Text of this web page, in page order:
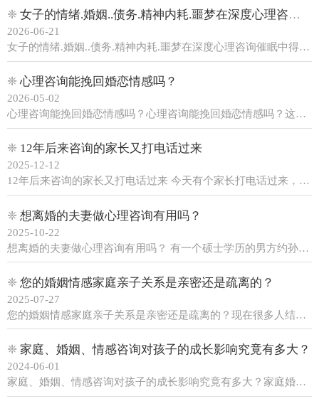
❈ 女子的情绪.婚姻..债务.精神内耗.噩梦在深度心理咨询催眠中得到疗愈
2026-06-21
女子的情绪.婚姻..债务.精神内耗.噩梦在深度心理咨询催眠中得到疗愈 近来有位女子微信预约，要来做婚姻.情感.债务.精神内耗.心理咨询。见面后，我发现这女子有一头长长的飘逸头发，大大的眼睛，皮肤白皙，一身玉色衣服，整体非常漂亮，寒暄之后坐下来，便发现女子非常疲惫。原来，......
❈ 心理咨询能挽回婚恋情感吗？
2026-05-02
心理咨询能挽回婚恋情感吗？心理咨询能挽回婚恋情感吗？这个提问非常简单，能挽回。孙老师提醒大家，前提是双方必须相信心理咨询，如果不相信心理咨询，就不要乱花钱找人做心理咨询。孙老师是很有责任心的告诉大家，作为多年的心理咨询师，希望大家不花冤枉钱。但是，有些人偏信孙老师的心理......
❈ 12年后来咨询的家长又打电话过来
2025-12-12
12年后来咨询的家长又打电话过来 今天有个家长打电话过来，表示感谢孙老师在12年前做的心理咨询效果好，一直念念不忘。这位家长的孩子曾经在小学的时候，学校老师建议家长领着孩子做个心理咨询，到了初中又有老师推荐家长找心理咨询师咨询孩子的问题，家长才感到问题的严重性。 家长......
❈ 想离婚的夫妻做心理咨询有用吗？
2025-10-22
想离婚的夫妻做心理咨询有用吗？ 有一个硕士学历的男方约孙老师做婚姻咨询，夫妻冷战已经一年了。咨询的主要问题是他怎么处理好婆媳关系？第一次见面，男士中等个头，眼睛有神，皮肤微白，说话声音较小，没有力量感，叙述了很多家庭琐事，咨询时间达五个小时。男的有事都压抑到内心，不表达......
❈ 您的婚姻情感家庭亲子关系是亲密还是疏离的？
2025-07-27
您的婚姻情感家庭亲子关系是亲密还是疏离的？现在很多人结婚后，过的并不愉快，但是还没有到达离婚的程度，通过我们心理咨询大量的案例发现，家庭婚姻早就存在有很多问题，有的能拖就拖，已经懒的解决。1. 长期夫妻各说各的理：双方都说对方说话本质没有变，意思是对方不容易改变。但是，......
❈ 家庭、婚姻、情感咨询对孩子的成长影响究竟有多大？
2024-06-01
家庭、婚姻、情感咨询对孩子的成长影响究竟有多大？家庭婚姻情感咨询的工作难度要比普通一般意义上的心理咨询师难度要大一些，这是由他工作的特点决定的。因为我们知道当我们的心理出现问题了，这个问题有内源性的，有些外部的原因导致的，外部的因素导致的大部分是由于关系出了问题，给人造......